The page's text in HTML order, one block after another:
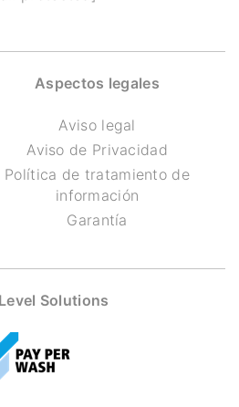
Aspectos legales
Aviso legal
Aviso de Privacidad
Política de tratamiento de
información
Garantía
Solutions